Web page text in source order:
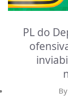
PL do
By